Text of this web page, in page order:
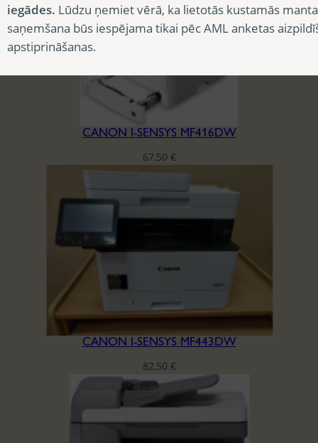
CANON I-SENSYS MF416DW
67,50 €
CANON I-SENSYS MF443DW
82,50 €
iegādes. Lūdzu ņemiet vērā, ka lietotās kustamās
saņemšana būs iespējama tikai pēc AML anketas
apstiprināšanas.